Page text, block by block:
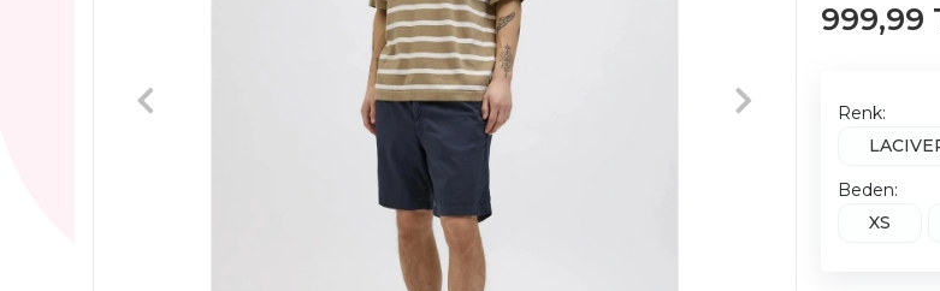
999,99
Renk:
Beden:
XS